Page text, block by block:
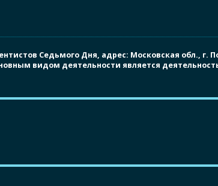
Седьмого Дня, адрес: Московская обл., г.
видом деятельности является